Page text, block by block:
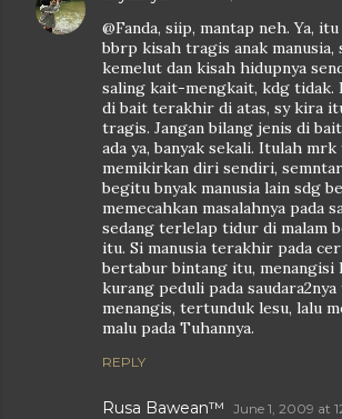
@Fanda, siip, mantap neh. Ya,
bbrp kisah tragis anak manusia,
kemelut dan kisah hidupnya
saling kait-mengkait, kdg tidak.
di bait terakhir di atas, sy kira
tragis. Jangan bilang jenis di
ada ya, banyak sekali. Itulah mrk
memikirkan diri sendiri,
begitu bnyak manusia lain sdg
memecahkan masalahnya pada
sedang terlelap tidur di malam
itu. Si manusia terakhir pada
bertabur bintang itu, menangisi
kurang peduli pada saudara2nya
menangis, tertunduk lesu, lalu
malu pada Tuhannya.
REPLY
Rusa Bawean™ June 1, 2009 at